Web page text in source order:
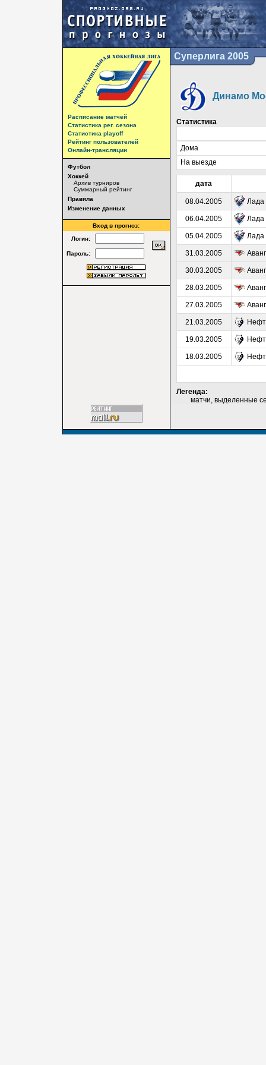
Расписание матчей
Статистика рег. сезона
Статистика playoff
Рейтинг пользователей
Онлайн-трансляции
Футбол
Хоккей
Архив турниров
Суммарный рейтинг
Правила
Изменение данных
Вход в прогноз:
Логин:
Пароль:
Суперлига 2005
Динамо
Статистика
Дома
На выезде
дата
08.04.2005 Лада
06.04.2005 Лада
05.04.2005 Лада
31.03.2005
30.03.2005
28.03.2005
27.03.2005
21.03.2005
19.03.2005
18.03.2005
Легенда:
матчи, выделенные